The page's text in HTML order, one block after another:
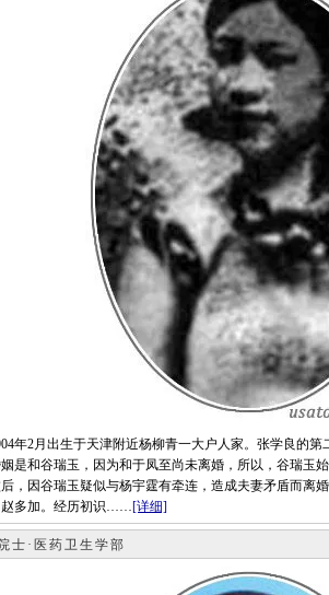
2月出生于天津附近杨柳青一大户人家。张学良的第
是和谷瑞玉，因为和于凤至尚未离婚，所以，谷瑞玉
，因谷瑞玉疑似与杨宇霆有牵连，造成夫妻矛盾而离
赵多加。经历初识……[详细]
士·医药卫生学部